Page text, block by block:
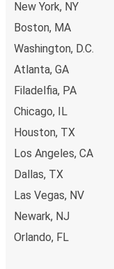
New York, NY
Boston, MA
Washington, D.C.
Atlanta, GA
Filadelfia, PA
Chicago, IL
Houston, TX
Los Angeles, CA
Dallas, TX
Las Vegas, NV
Newark, NJ
Orlando, FL